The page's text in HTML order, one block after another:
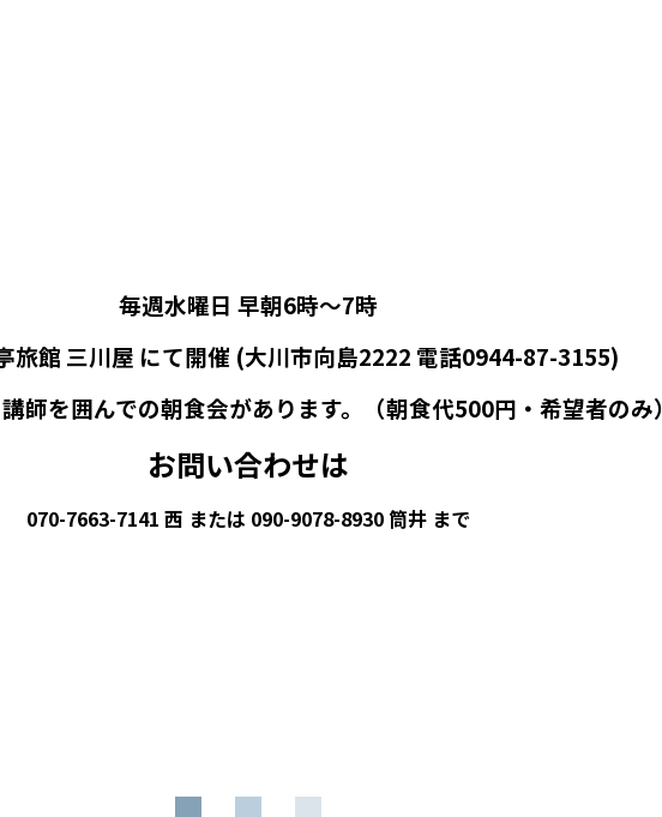
毎週水曜日 早朝6時～7時
館 三川屋 にて開催 (大川市向島2222 電話0944-87-3155)
師を囲んでの朝食会があります。（朝食代500円・希望者のみ）
お問い合わせは
070-7663-7141 西 または 090-9078-8930 筒井 まで